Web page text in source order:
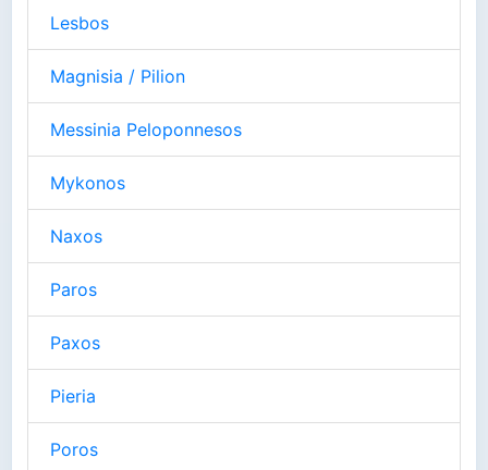
Lesbos
Magnisia / Pilion
Messinia Peloponnesos
Mykonos
Naxos
Paros
Paxos
Pieria
Poros